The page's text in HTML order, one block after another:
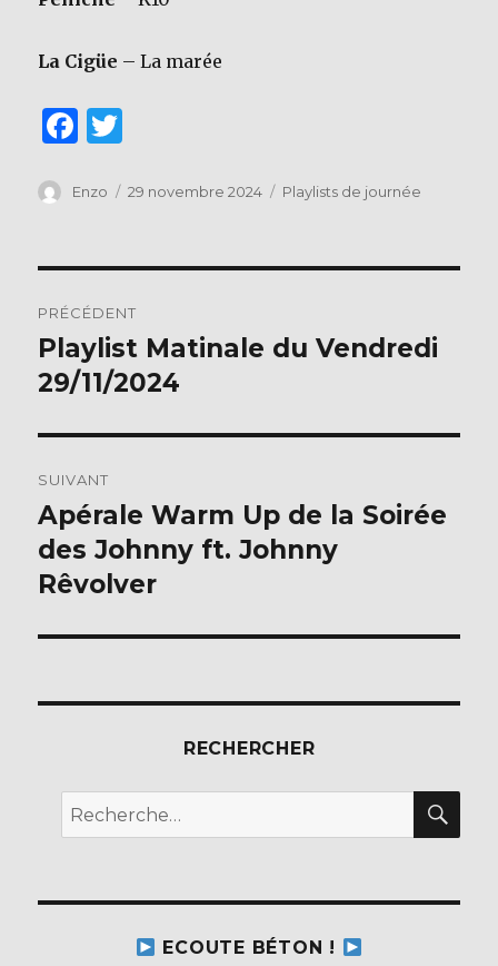
La Cigüe – La marée
F
c
b
o
o
k
it
r
Auteur
Enzo
Publié
29 novembre 2024 Catégories
Playlists de journée
de
l’article
PRÉCÉDENT
Publication
précédente :
Playlist Matinale du Vendredi
29/11/2024
SUIVANT
Publication
suivante :
Apérale Warm Up de la Soirée
des Johnny ft. Johnny
Rêvolver
RECHERCHER
Recherche
pour :
ECOUTE BÉTON !